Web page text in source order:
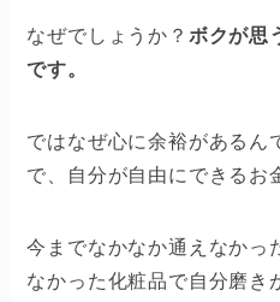
なぜでしょうか？ ボクが思
です。
ではなぜ心に余裕があるん
で、自分が自由にできるお
今までなかなか通えなかっ
なかった化粧品で自分磨き